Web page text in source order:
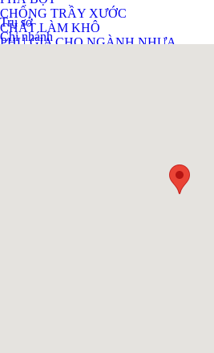
CHỐNG TRẦY XƯỚC
CHẤT LÀM KHÔ
PHỤ GIA CHO NGÀNH NHỰA
Trụ sở
Chi nhánh